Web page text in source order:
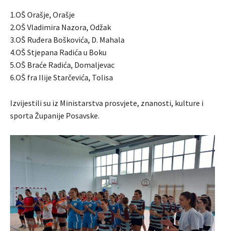
1.OŠ Orašje, Orašje
2.OŠ Vladimira Nazora, Odžak
3.OŠ Ruđera Boškovića, D. Mahala
4.OŠ Stjepana Radića u Boku
5.OŠ Braće Radića, Domaljevac
6.OŠ fra Ilije Starčevića, Tolisa
Izvijestili su iz Ministarstva prosvjete, znanosti, kulture i
sporta Županije Posavske.